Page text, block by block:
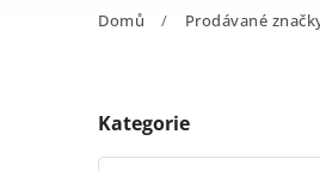
Domů / Prodávané
Kategorie